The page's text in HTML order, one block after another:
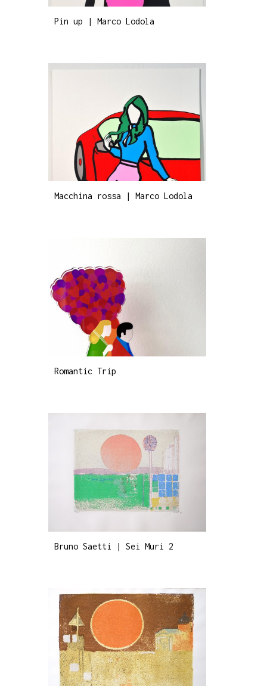
Pin up | Marco Lodola
Macchina rossa | Marco Lodola
Romantic Trip
Bruno Saetti | Sei Muri 2